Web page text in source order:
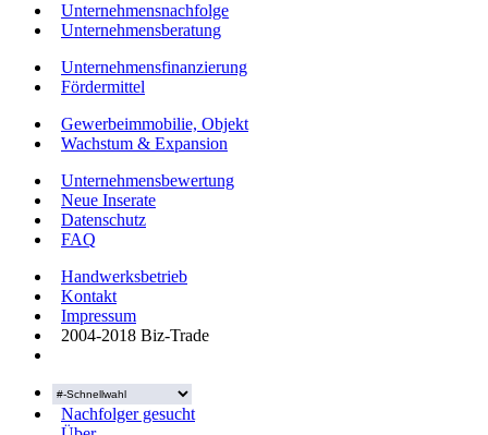
Unternehmensnachfolge
Unternehmensberatung
Unternehmensfinanzierung
Fördermittel
Gewerbeimmobilie, Objekt
Wachstum & Expansion
Unternehmensbewertung
Neue Inserate
Datenschutz
FAQ
Handwerksbetrieb
Kontakt
Impressum
2004-2018 Biz-Trade
Nachfolger gesucht